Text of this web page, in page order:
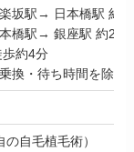
坂駅→ 日本橋駅 約
橋駅→ 銀座駅 約2分
約4分
換・待ち時間を除く
自毛植毛術）